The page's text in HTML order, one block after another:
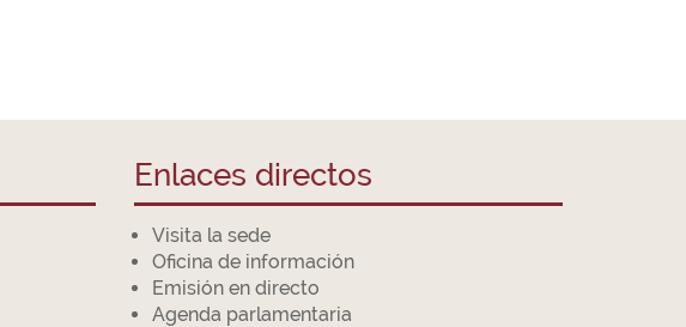
Enlaces directos
Visita la sede
Oficina de información
Emisión en directo
Agenda parlamentaria